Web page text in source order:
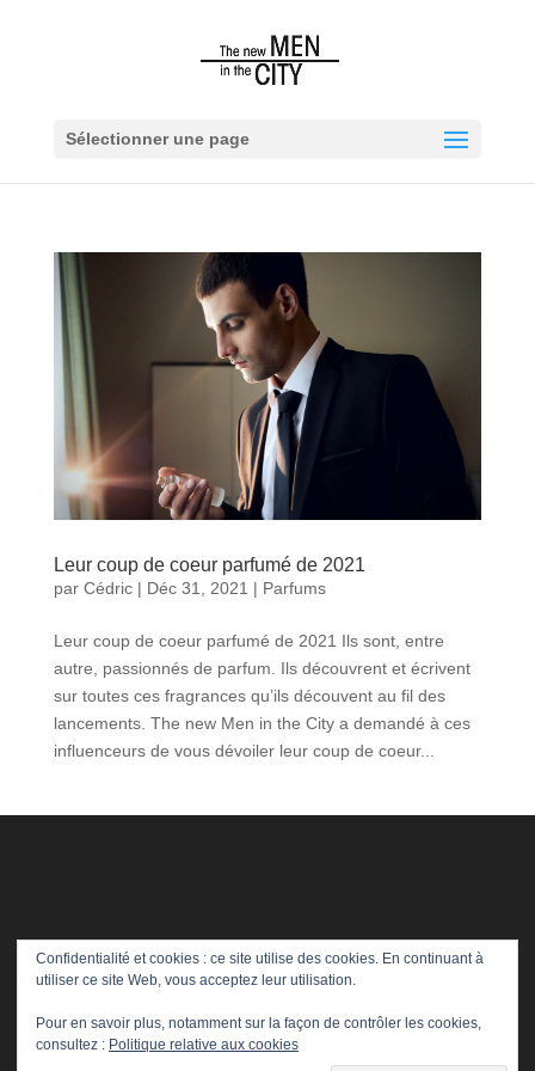
Sélectionner une page
Leur coup de coeur parfumé de 2021
par Cédric| Déc 31, 2021 | Parfums
Leur coup de coeur parfumé de 2021 Ils sont, entre
autre, passionnés de parfum. Ils découvrent et écrivent
sur toutes ces fragrances qu’ils découvent au fil des
lancements. The new Men in the City a demandé à ces
influenceurs de vous dévoiler leur coup de coeur...
Confidentialité et cookies : ce site utilise des cookies. En continuant à
utiliser ce site Web, vous acceptez leur utilisation.
Pour en savoir plus, notamment sur la façon de contrôler les cookies,
consultez : Politique relative aux cookies